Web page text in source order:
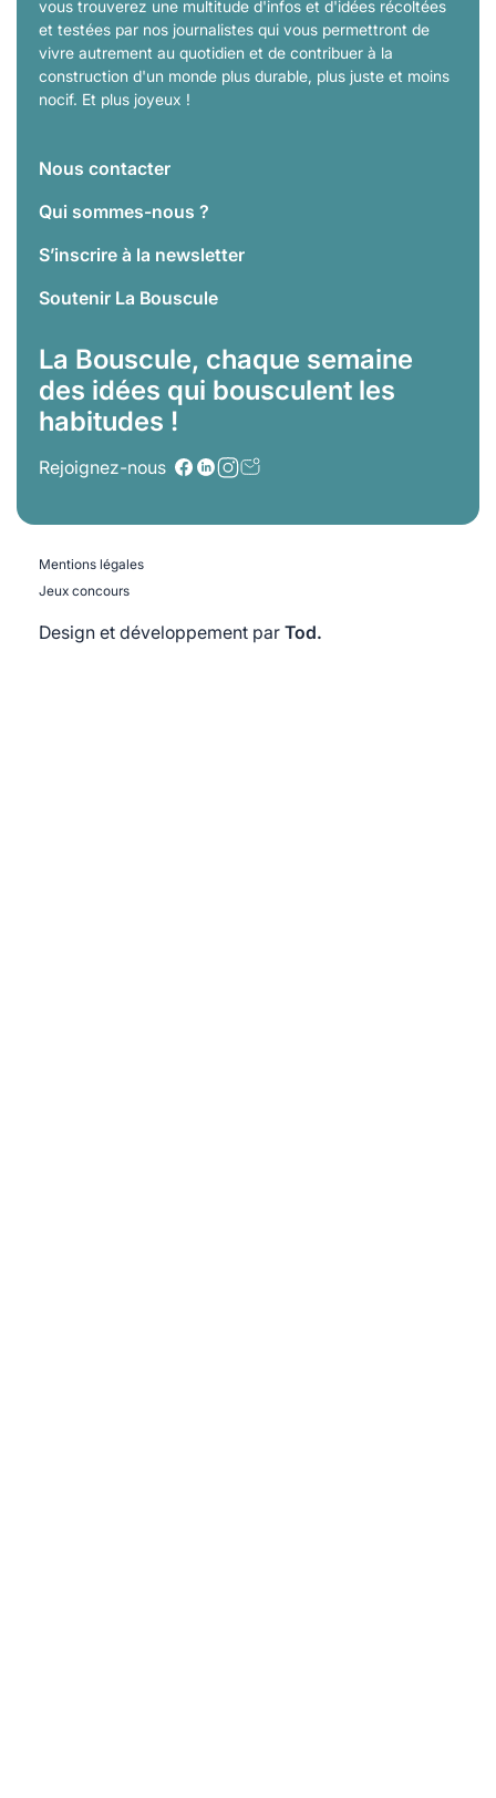
vous trouverez une multitude d'infos et d'idées récoltées
et testées par nos journalistes qui vous permettront de
vivre autrement au quotidien et de contribuer à la
construction d'un monde plus durable, plus juste et moins
nocif. Et plus joyeux !
Nous contacter
Qui sommes-nous ?
S’inscrire à la newsletter
Soutenir La Bouscule
La Bouscule, chaque semaine
des idées qui bousculent les
habitudes !
Rejoignez-nous
Mentions légales
Jeux concours
Design et développement par Tod.